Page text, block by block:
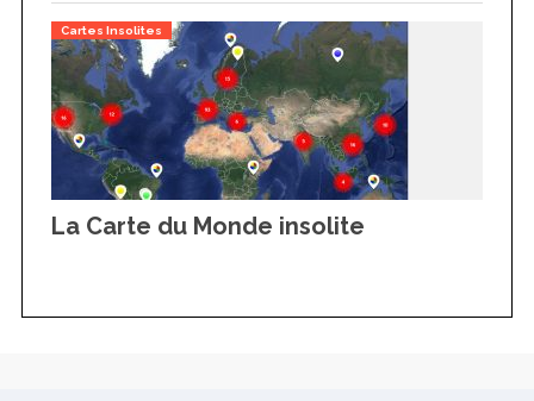
Cartes Insolites
La Carte du Monde insolite